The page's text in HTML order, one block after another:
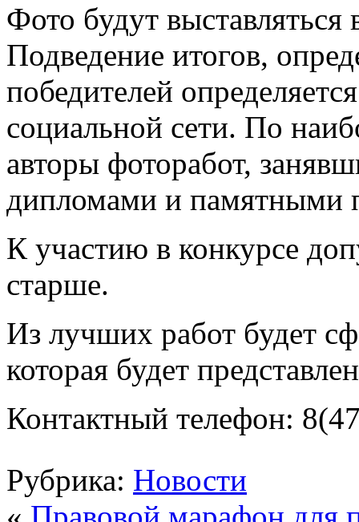
Фото будут выставляться
Подведение итогов,
победителей
социальной сети. По
авторы фоторабот,
дипломами и памятными
К участию в конкурсе
старше.
Из лучших работ будет
которая будет
Контактный телефон:
Рубрика: Новости